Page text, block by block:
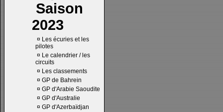
Saison
2023
¤ Les écuries et les
pilotes
¤ Le calendrier / les
circuits
¤ Les classements
¤ GP de Bahrein
¤ GP d'Arabie Saoudite
¤ GP d'Australie
¤ GP d'Azerbaïdjan